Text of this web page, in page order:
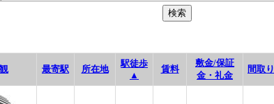
最寄駅 所在地
駅徒歩
▲
賃料
敷金/保証
金・礼金
間取り